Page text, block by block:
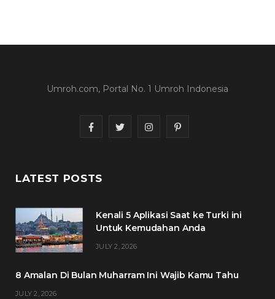
Umroh.com, Portal No. 1 Umroh Indonesia
F
c
b
T
t
I
a
P
e
LATEST POSTS
Kenali 5 Aplikasi Saat ke Turki ini
Untuk Kemudahan Anda
JULY 2, 2026
8 Amalan Di Bulan Muharram Ini Wajib Kamu Tahu
JULY 2, 2026